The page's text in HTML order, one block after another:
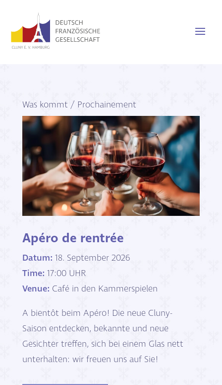
Was kommt / Prochainement
Apéro de rentrée
Datum: 18. September 2026
Time: 17:00 UHR
Venue: Café in den Kammerspielen
A bientôt beim Apéro! Die neue Cluny-
Saison entdecken, bekannte und neue
Gesichter treffen, sich bei einem Glas nett
unterhalten: wir freuen uns auf Sie!